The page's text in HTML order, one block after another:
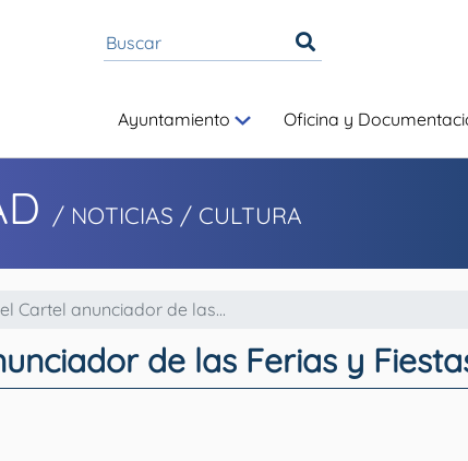
Ayuntamiento Oficina y
/ NOTICIAS / CULTURA
Cartel anunciador de las...
de las Ferias y